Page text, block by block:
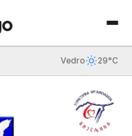
Vedro 29°C